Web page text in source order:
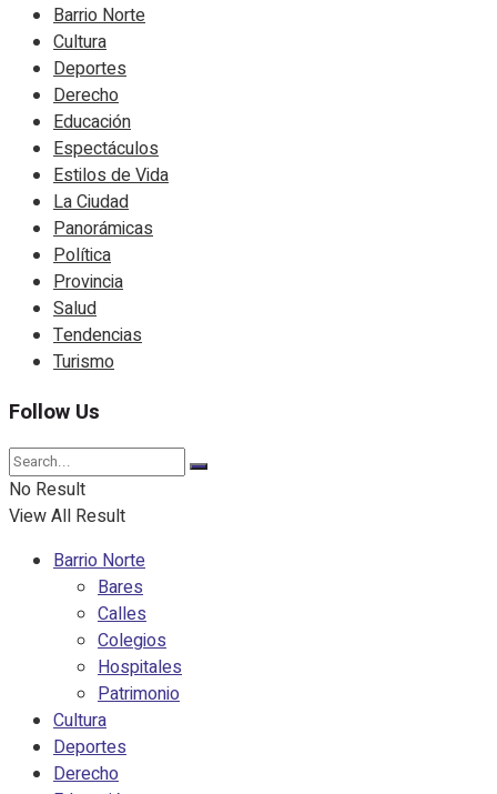
Barrio Norte
Cultura
Deportes
Derecho
Educación
Espectáculos
Estilos de Vida
La Ciudad
Panorámicas
Política
Provincia
Salud
Tendencias
Turismo
Follow Us
No Result
View All Result
Barrio Norte
Bares
Calles
Colegios
Hospitales
Patrimonio
Cultura
Deportes
Derecho